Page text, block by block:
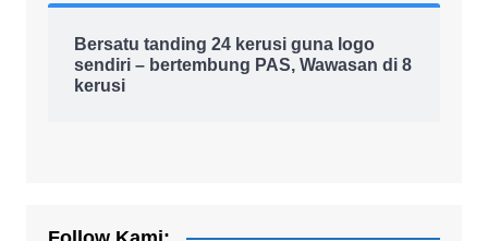
Bersatu tanding 24 kerusi guna logo
sendiri – bertembung PAS, Wawasan di 8
kerusi